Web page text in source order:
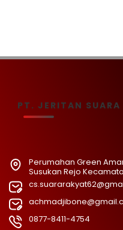
PT. JERITAN SUARA
Perumahan Green
Susukan Rejo
0877-8411-4754